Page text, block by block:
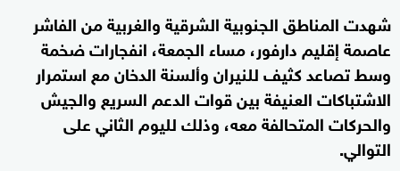
شهدت المناطق الجنوبية الشرقية والغربية من الفاشر
عاصمة إقليم دارفور، مساء الجمعة، انفجارات ضخمة
وسط تصاعد كثيف للنيران وألسنة الدخان مع استمرار
الاشتباكات العنيفة بين قوات الدعم السريع والجيش
والحركات المتحالفة معه، وذلك لليوم الثاني على
التوالي.